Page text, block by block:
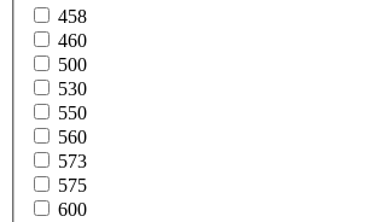
458
460
500
530
550
560
573
575
600